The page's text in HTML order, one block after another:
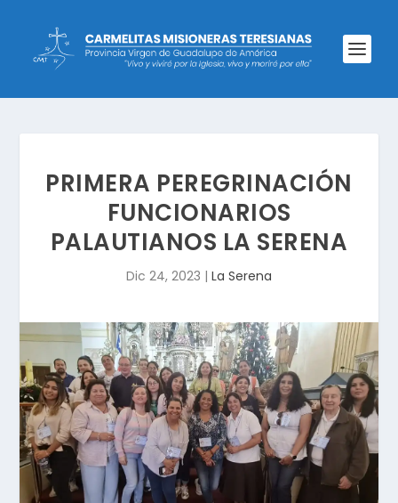
PRIMERA PEREGRINACIÓN
FUNCIONARIOS
PALAUTIANOS LA SERENA
Dic 24, 2023 | La Serena